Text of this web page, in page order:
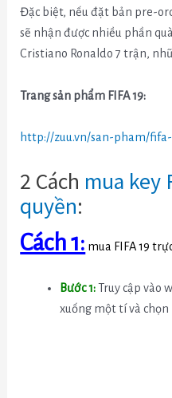
Đặc biệt, nếu đặt bản pre-
sẽ nhận được nhiều phần
Cristiano Ronaldo 7 trận,
Trang sản phẩm FIFA 19:
http://zuu.vn/san-pham/
2 Cách mua key
quyền:
Cách 1: mua FIFA 19
Bước 1:Truy cập vào
xuống một tí và chọn